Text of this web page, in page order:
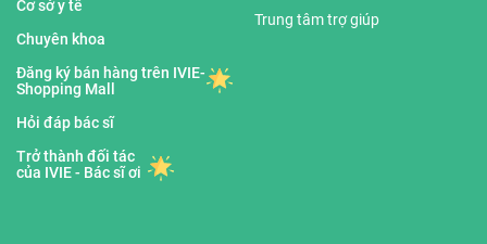
Cơ sở y tế
Chuyên khoa
Đăng ký bán hàng trên IVIE-
Shopping Mall
Hỏi đáp bác sĩ
Trở thành đối tác
của IVIE - Bác sĩ ơi
Trung tâm trợ giúp